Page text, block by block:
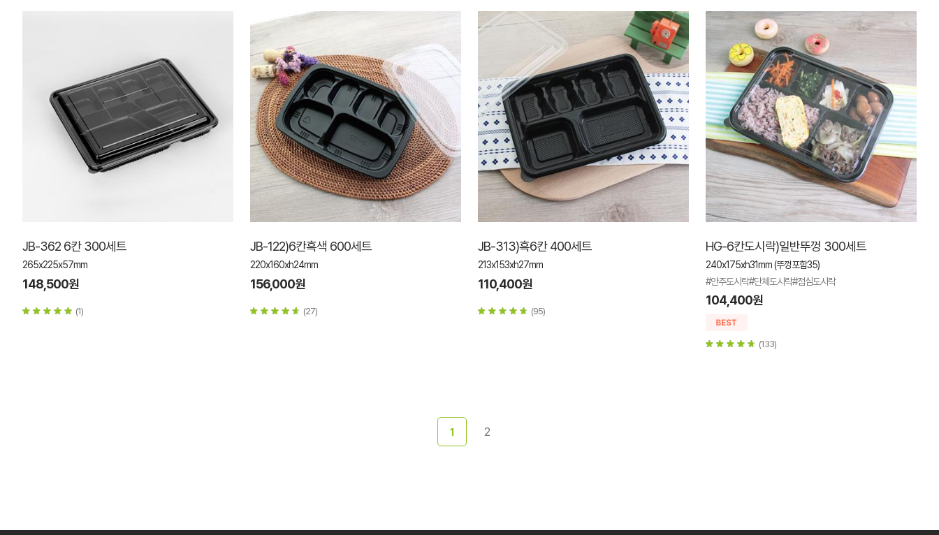
JB-362 6칸 300세트
265x225x57mm
148,500원
(1)
JB-122)6칸흑색 600세트
220x160xh24mm
156,000원
(27)
JB-313)흑6칸 400세트
213x153xh27mm
110,400원
(95)
HG-6칸도시락)일반뚜껑 300세트
240x175xh31mm (뚜껑포함35)
#안주도시락#단체도시락#점심도시락
104,400원
(133)
1 2